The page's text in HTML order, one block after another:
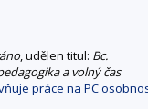
, udělen titul: Bc.
a volný čas
práce na PC